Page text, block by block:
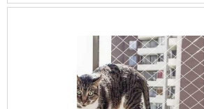
para colaborar na prevenção da